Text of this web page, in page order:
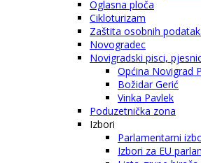
Oglasna ploča
Cikloturizam
Zaštita osobnih
Novogradec
Novigradski pisci,
Općina Novigrad
Božidar Gerić
Vinka Pavlek
Poduzetnička zona
Izbori
Parlamentarni
Izbori za EU